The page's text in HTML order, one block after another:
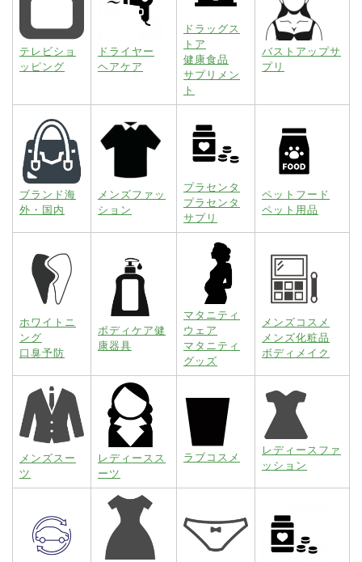
テレビショ
ッピング
ドライヤー
ヘアケア
ドラッグス
トア
健康食品
サプリメン
ト
バストアップサ
プリ
ブランド海
外・国内
メンズファッ
ション
プラセンタ
プラセンタ
サプリ
ペットフード
ペット用品
ホワイトニ
ング
口臭予防
ボディケア健
康器具
マタニティ
ウェア
マタニティ
グッズ
メンズコスメ
メンズ化粧品
ボディメイク
メンズスー
ツ
レディースス
ーツ
ラブコスメ
レディースファ
ッション